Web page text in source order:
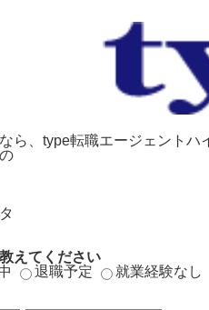
ら、type転職エージェントハ
えてください
退職予定
就業経験なし